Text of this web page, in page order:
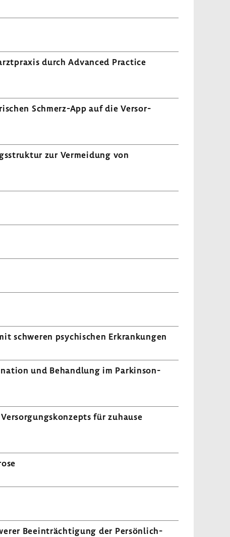
durch Advanced Prac­tice
Schmerz-​App auf die Versor­
zur Vermei­dung von
schweren psychi­schen Erkran­kungen
und Behand­lung im Parkin­son­
für zuhause
Beein­träch­ti­gung der Persön­lich­